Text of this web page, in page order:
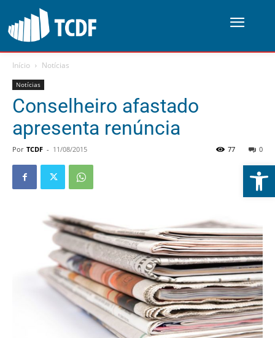
Abrir
Início Notícias
Notícias
Conselheiro afastado
apresenta renúncia
Por TCDF - 11/08/2015 0
77